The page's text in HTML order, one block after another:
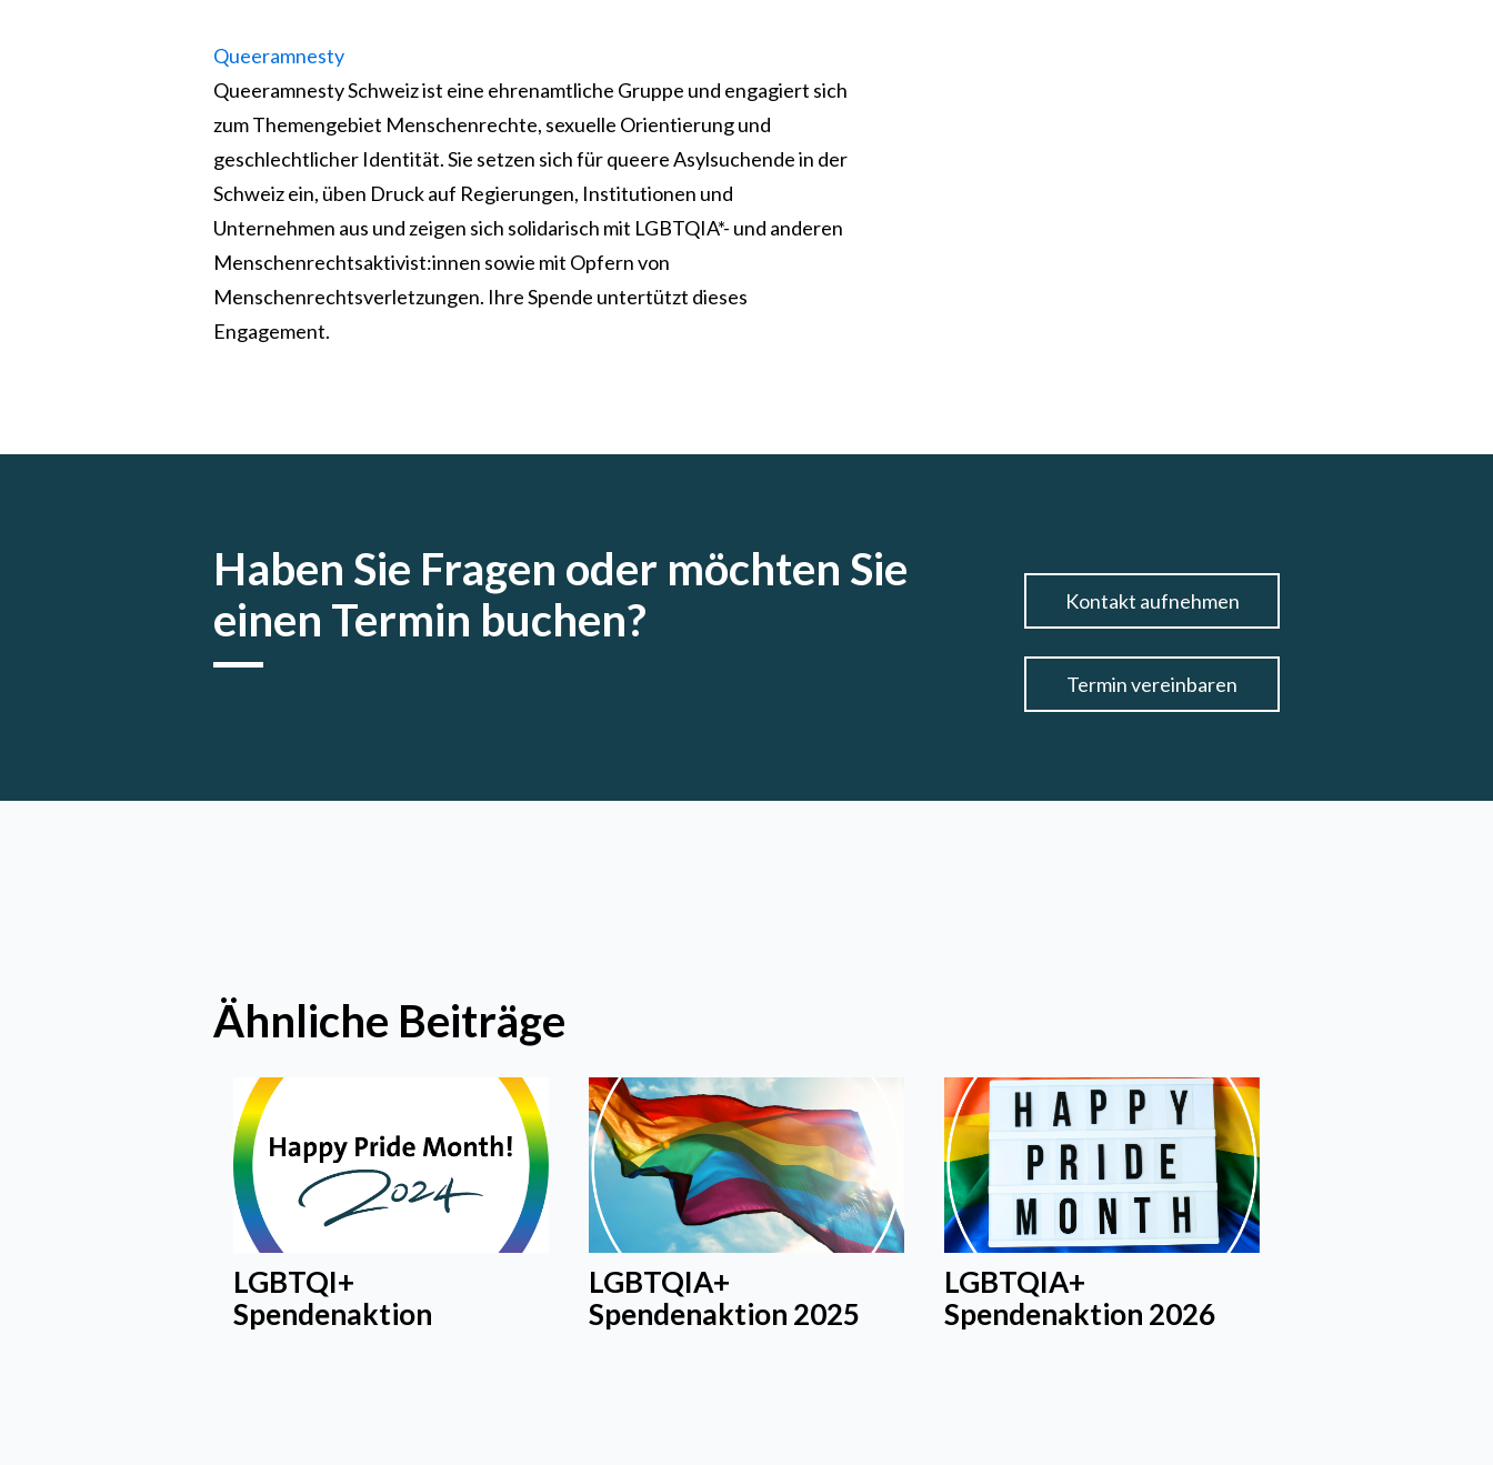
Queeramnesty
Queeramnesty Schweiz ist eine ehrenamtliche Gruppe und engagiert sich
zum Themengebiet Menschenrechte, sexuelle Orientierung und
geschlechtlicher Identität. Sie setzen sich für queere Asylsuchende in der
Schweiz ein, üben Druck auf Regierungen, Institutionen und
Unternehmen aus und zeigen sich solidarisch mit LGBTQIA*- und anderen
Menschenrechtsaktivist:innen sowie mit Opfern von
Menschenrechtsverletzungen. Ihre Spende untertützt dieses
Engagement.
Haben Sie Fragen oder möchten Sie
einen Termin buchen?
Kontakt aufnehmen
Termin vereinbaren
Ähnliche Beiträge
LGBTQI+
Spendenaktion
LGBTQIA+
Spendenaktion 2025
LGBTQIA+
Spendenaktion 2026